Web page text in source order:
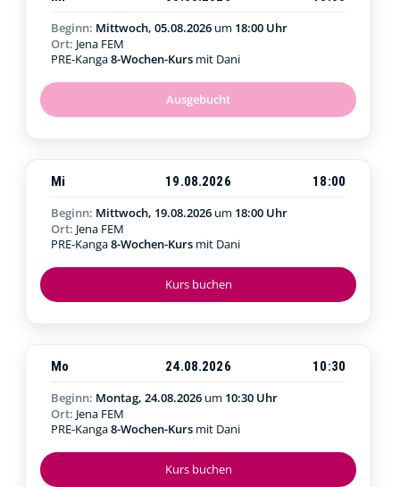
Ausgebucht
Beginn: Mittwoch, 05.08.2026 um 18:00 Uhr
Ort: Jena FEM
PRE-Kanga8-Wochen-Kurs mit Dani
Kurs buchen
Mi 19.08.2026
18:00
Beginn: Mittwoch, 19.08.2026 um 18:00 Uhr
Ort: Jena FEM
PRE-Kanga8-Wochen-Kurs mit Dani
Kurs buchen
Mo 24.08.2026
10:30
Beginn: Montag, 24.08.2026 um 10:30 Uhr
Ort: Jena FEM
PRE-Kanga8-Wochen-Kurs mit Dani